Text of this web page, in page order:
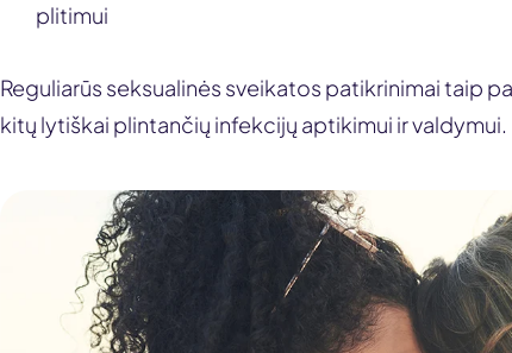
plitimui
Reguliarūs seksualinės sveikatos patikrinimai taip
kitų lytiškai plintančių infekcijų aptikimui ir valdymui.